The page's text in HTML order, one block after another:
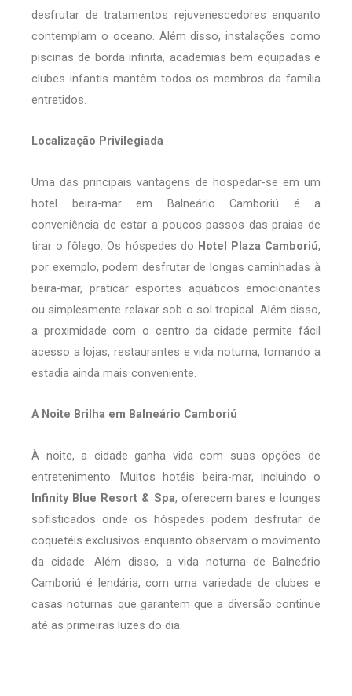
desfrutar de tratamentos rejuvenescedores enquanto
contemplam o oceano. Além disso, instalações como
piscinas de borda infinita, academias bem equipadas e
clubes infantis mantêm todos os membros da família
entretidos.
Localização Privilegiada
Uma das principais vantagens de hospedar-se em um
hotel beira-mar em Balneário Camboriú é a
conveniência de estar a poucos passos das praias de
tirar o fôlego. Os hóspedes do Hotel Plaza Camboriú,
por exemplo, podem desfrutar de longas caminhadas à
beira-mar, praticar esportes aquáticos emocionantes
ou simplesmente relaxar sob o sol tropical. Além disso,
a proximidade com o centro da cidade permite fácil
acesso a lojas, restaurantes e vida noturna, tornando a
estadia ainda mais conveniente.
A Noite Brilha em Balneário Camboriú
À noite, a cidade ganha vida com suas opções de
entretenimento. Muitos hotéis beira-mar, incluindo o
Infinity Blue Resort & Spa, oferecem bares e lounges
sofisticados onde os hóspedes podem desfrutar de
coquetéis exclusivos enquanto observam o movimento
da cidade. Além disso, a vida noturna de Balneário
Camboriú é lendária, com uma variedade de clubes e
casas noturnas que garantem que a diversão continue
até as primeiras luzes do dia.